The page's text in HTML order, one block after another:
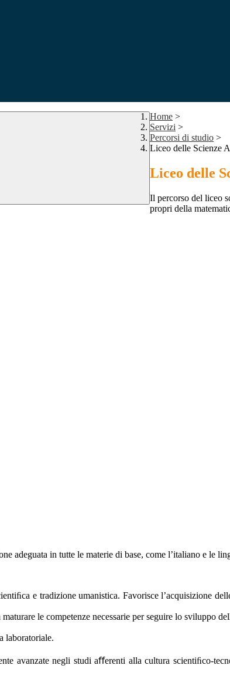
Home >
Servizi >
Percorsi di studio >
Liceo delle Scienze
Liceo delle
Il percorso del liceo
propri della
adeguata in tutte le materie di base, come l’italiano e le
e tradizione umanistica. Favorisce l’acquisizione
le competenze necessarie per seguire lo sviluppo
laboratoriale.
avanzate negli studi aﬀerenti alla cultura scientiﬁco-